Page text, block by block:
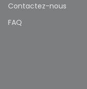
Contactez-nous
FAQ